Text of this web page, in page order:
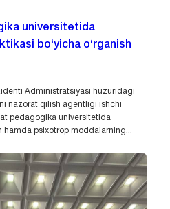
universitetida
bo‘yicha o‘rganish
Administratsiyasi huzuridagi
nazorat qilish agentligi ishchi
pedagogika universitetida
hamda psixotrop moddalarning...